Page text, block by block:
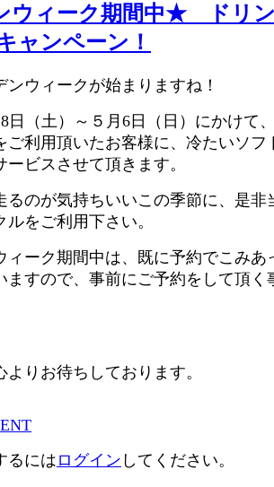
ウィーク期間中★ ドリ
ャンペーン！
ンウィークが始まりますね！
日（土）～５月6日（日）にかけて
ご利用頂いたお客様に、冷たいソフ
ービスさせて頂きます。
るのが気持ちいいこの季節に、是非
をご利用下さい。
ィーク期間中は、既に予約でこみあ
ますので、事前にご予約をして頂く
よりお待ちしております。
るには ログイン してください。